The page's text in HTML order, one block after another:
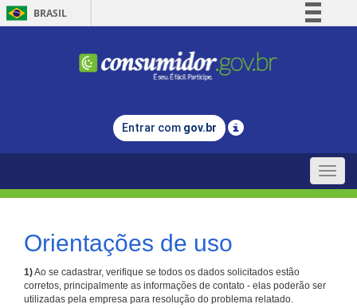
BRASIL
Comunica BR
Legislação
Entrar com gov.br
Toggle
Orientações de uso
1)Ao se cadastrar, verifique se todos os dados solicitados estão
corretos, principalmente as informações de contato - elas poderão ser
utilizadas pela empresa para resolução do problema relatado.